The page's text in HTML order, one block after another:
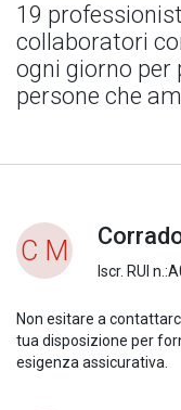
19
collaboratori
ogni giorno per
persone che
C M
Iscr. RUI
Non esitare a
tua disposizione per
esigenza assicurativa.